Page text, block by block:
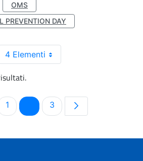
OMS
PREVENTION DAY
4 Elementi
Pagina
1 PaginaPagina
3